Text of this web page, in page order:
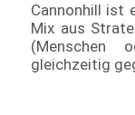
Cannonhill ist
Mix aus
(Menschen
gleichzeitig